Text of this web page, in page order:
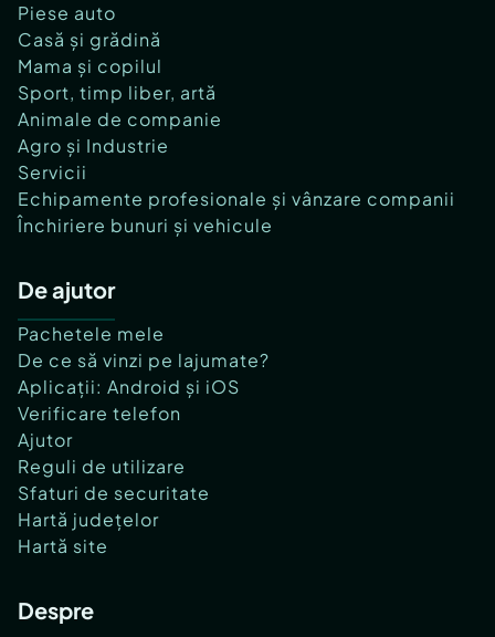
Piese auto
Casă și grădină
Mama și copilul
Sport, timp liber, artă
Animale de companie
Agro și Industrie
Servicii
Echipamente profesionale și vânzare companii
Închiriere bunuri și vehicule
De ajutor
Pachetele mele
De ce să vinzi pe lajumate?
Aplicații: Android și iOS
Verificare telefon
Ajutor
Reguli de utilizare
Sfaturi de securitate
Hartă județelor
Hartă site
Despre